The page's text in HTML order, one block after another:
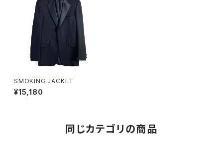
SMOKING JACKET
¥15,180
同じカテゴリの商品